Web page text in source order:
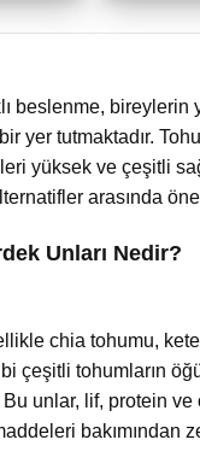
beslenme, bireylerin
yer tutmaktadır.
yüksek ve çeşitli
arasında öne
Unları Nedir?
chia tohumu,
çeşitli tohumların
unlar, lif, protein ve
bakımından